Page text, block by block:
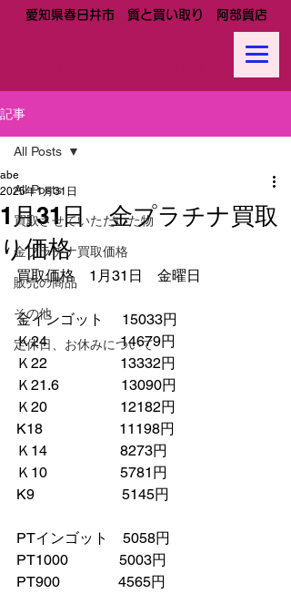
愛知県春日井市 質と買い取り 阿部質店
記事
All Posts
買取させていただいた物
金プラチナ買取価格
販売の商品
その他
定休日、お休みについて
All Posts
1月31日 金プラチナ買取
り価格
abe
2025年1月31日
買取価格　1月31日　金曜日
金インゴット　 15033円
Ｋ24　　　　　14679円
Ｋ22　　　　　13332円
Ｋ21.6　　　　 13090円
Ｋ20　　　　　12182円
K18　　　　　 11198円
Ｋ14　　　　　8273円
Ｋ10　　　　　5781円
K9　　　　　　5145円
PTインゴット　5058円
PT1000　　　  5003円
PT900　　　　4565円